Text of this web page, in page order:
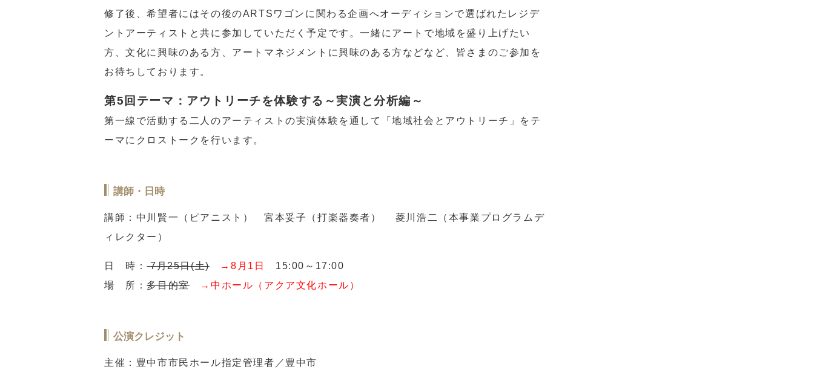
修了後、希望者にはその後のARTSワゴンに関わる企画へオーディションで選ばれたレジデ
ントアーティストと共に参加していただく予定です。一緒にアートで地域を盛り上げたい
方、文化に興味のある方、アートマネジメントに興味のある方などなど、皆さまのご参加を
お待ちしております。
第5回テーマ：アウトリーチを体験する～実演と分析編～
第一線で活動する二人のアーティストの実演体験を通して「地域社会とアウトリーチ」をテ
ーマにクロストークを行います。
講師・日時
講師：中川賢一（ピアニスト） 宮本妥子（打楽器奏者） 菱川浩二（本事業プログラムデ
ィレクター）
日 時：7月25日(土)→8月1日
15:00～17:00
場 所：多目的室→中ホール（アクア文化ホール）
公演クレジット
主催：豊中市市民ホール指定管理者／豊中市